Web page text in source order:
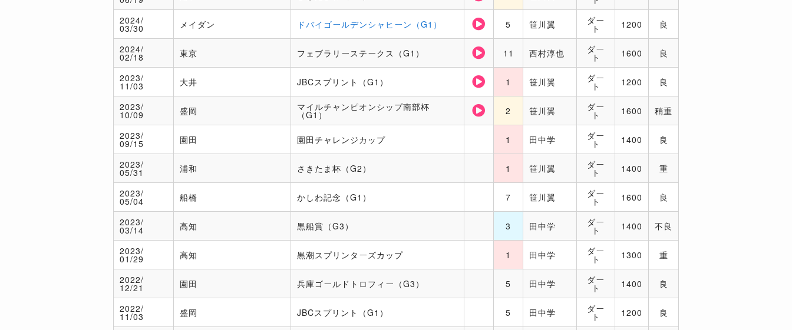
2024/
03/30 メイダン ドバイゴールデンシャヒーン（G1） 5 笹川翼 ダー
ト 1200 良
2024/
02/18 東京 フェブラリーステークス（G1） 11 西村淳也 ダー
ト 1600 良
2023/
11/03 大井 JBCスプリント（G1） 1 笹川翼 ダー
ト 1200 良
2023/
10/09 盛岡 マイルチャンピオンシップ南部杯
（G1） 2 笹川翼 ダー
ト 1600 稍重
2023/
09/15 園田 園田チャレンジカップ 1 田中学 ダー
ト 1400 良
2023/
05/31 浦和 さきたま杯（G2） 1 笹川翼 ダー
ト 1400 重
2023/
05/04 船橋 かしわ記念（G1） 7 笹川翼 ダー
ト 1600 良
2023/
03/14 高知 黒船賞（G3） 3 田中学 ダー
ト 1400 不良
2023/
01/29 高知 黒潮スプリンターズカップ 1 田中学 ダー
ト 1300 重
2022/
12/21 園田 兵庫ゴールドトロフィー（G3） 5 田中学 ダー
ト 1400 良
2022/
11/03 盛岡 JBCスプリント（G1） 5 田中学 ダー
ト 1200 良